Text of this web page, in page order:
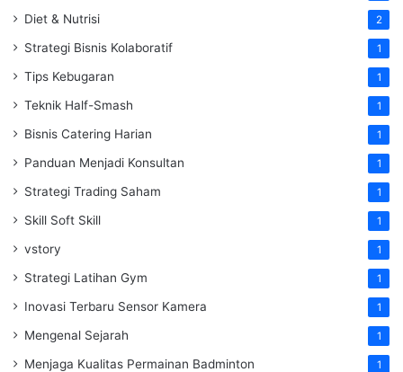
Diet & Nutrisi 2
Strategi Bisnis Kolaboratif 1
Tips Kebugaran 1
Teknik Half-Smash 1
Bisnis Catering Harian 1
Panduan Menjadi Konsultan 1
Strategi Trading Saham 1
Skill Soft Skill 1
vstory 1
Strategi Latihan Gym 1
Inovasi Terbaru Sensor Kamera 1
Mengenal Sejarah 1
Menjaga Kualitas Permainan Badminton 1